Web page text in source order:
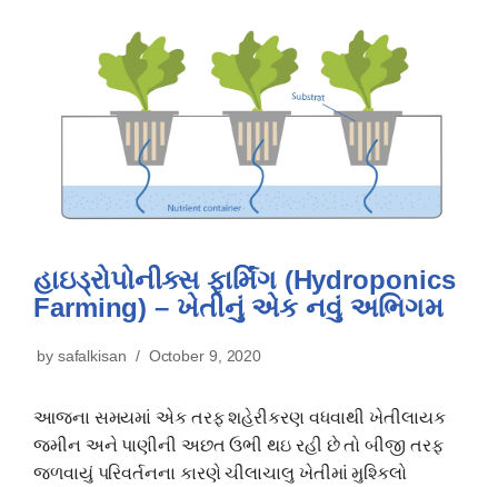
હાઇડ્રોપોનીક્સ ફાર્મિંગ (Hydroponics
Farming) – ખેતીનું એક નવું અભિગમ
by safalkisan October 9, 2020
આજના સમયમાં એક તરફ શહેરીકરણ વધવાથી ખેતીલાયક
જમીન અને પાણીની અછત ઉભી થઇ રહી છે તો બીજી તરફ
જળવાયું પરિવર્તનના કારણે ચીલાચાલુ ખેતીમાં મુશ્કિલો